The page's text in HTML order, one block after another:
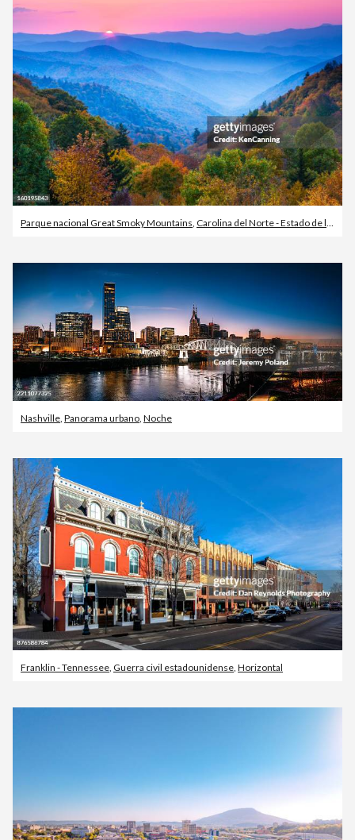
Parque nacional Great Smoky Mountains, Carolina del Norte - Estado de los EE. UU.
Nashville, Panorama urbano, Noche
Franklin - Tennessee, Guerra civil estadounidense, Horizontal